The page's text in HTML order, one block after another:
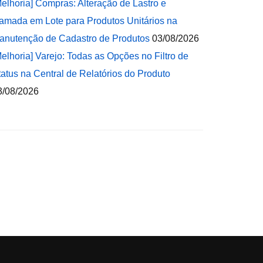
Compras: Alteração de Lastro e
em Lote para Produtos Unitários na
de Cadastro de Produtos 03/08/2026
Varejo: Todas as Opções no Filtro de
na Central de Relatórios do Produto
08/2026